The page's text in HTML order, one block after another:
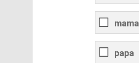
mama
papa